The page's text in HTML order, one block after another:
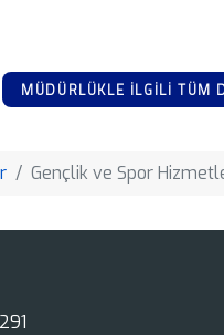
MÜDÜRLÜKLE İLGİLİ TÜM
Gençlik ve Spor